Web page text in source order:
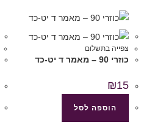
צפייה בתשלום
כוזרי 90 – מאמר ד יט-כד
₪15
הוספה לסל